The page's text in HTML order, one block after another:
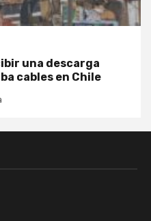
una descarga
cables en Chile